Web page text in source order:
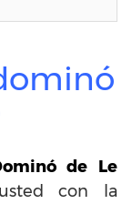
de Le
con la